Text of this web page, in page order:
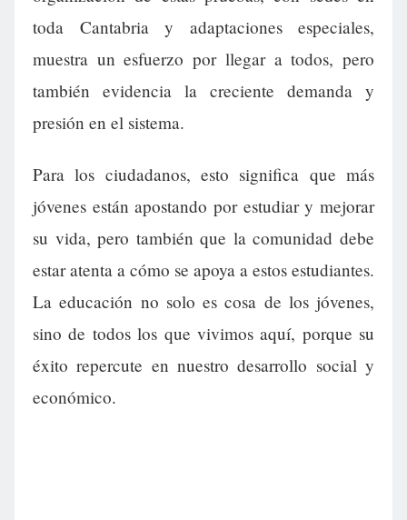
toda Cantabria y adaptaciones especiales,
muestra un esfuerzo por llegar a todos, pero
también evidencia la creciente demanda y
presión en el sistema.
Para los ciudadanos, esto significa que más
jóvenes están apostando por estudiar y mejorar
su vida, pero también que la comunidad debe
estar atenta a cómo se apoya a estos estudiantes.
La educación no solo es cosa de los jóvenes,
sino de todos los que vivimos aquí, porque su
éxito repercute en nuestro desarrollo social y
económico.